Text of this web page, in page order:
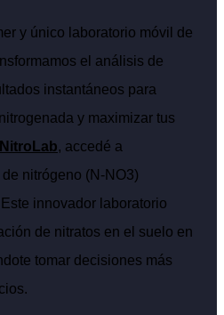
y único laboratorio móvil de
el análisis de
instantáneos para
y maximizar tus
, accedé a
nitrógeno (N-NO3)
innovador laboratorio
de nitratos en el suelo en
tomar decisiones más